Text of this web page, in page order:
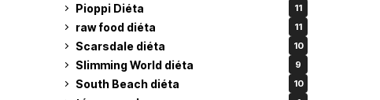
Pioppi Diéta 11
raw food diéta 11
Scarsdale diéta 10
Slimming World diéta 9
South Beach diéta 10